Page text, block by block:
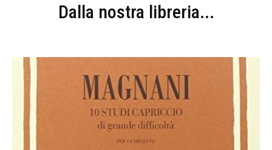
Dalla nostra libreria...